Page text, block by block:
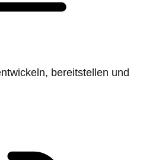
bereitstellen und